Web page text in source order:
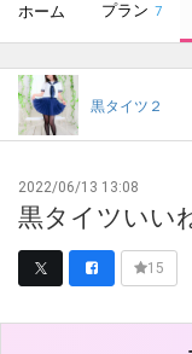
ホーム プラン 7
黒タイツ２
2022/06/13 13:08
黒タイツいい
15